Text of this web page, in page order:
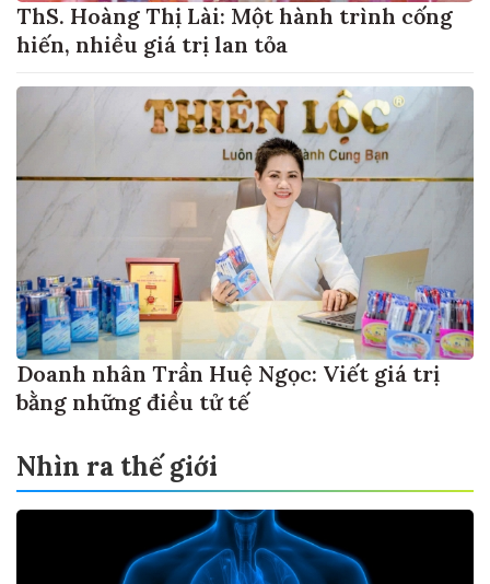
ThS. Hoàng Thị Lài: Một hành trình cống
hiến, nhiều giá trị lan tỏa
Doanh nhân Trần Huệ Ngọc: Viết giá trị
bằng những điều tử tế
Nhìn ra thế giới